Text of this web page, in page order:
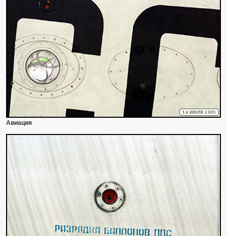
16 ИЮЛЯ 2005
Авиация